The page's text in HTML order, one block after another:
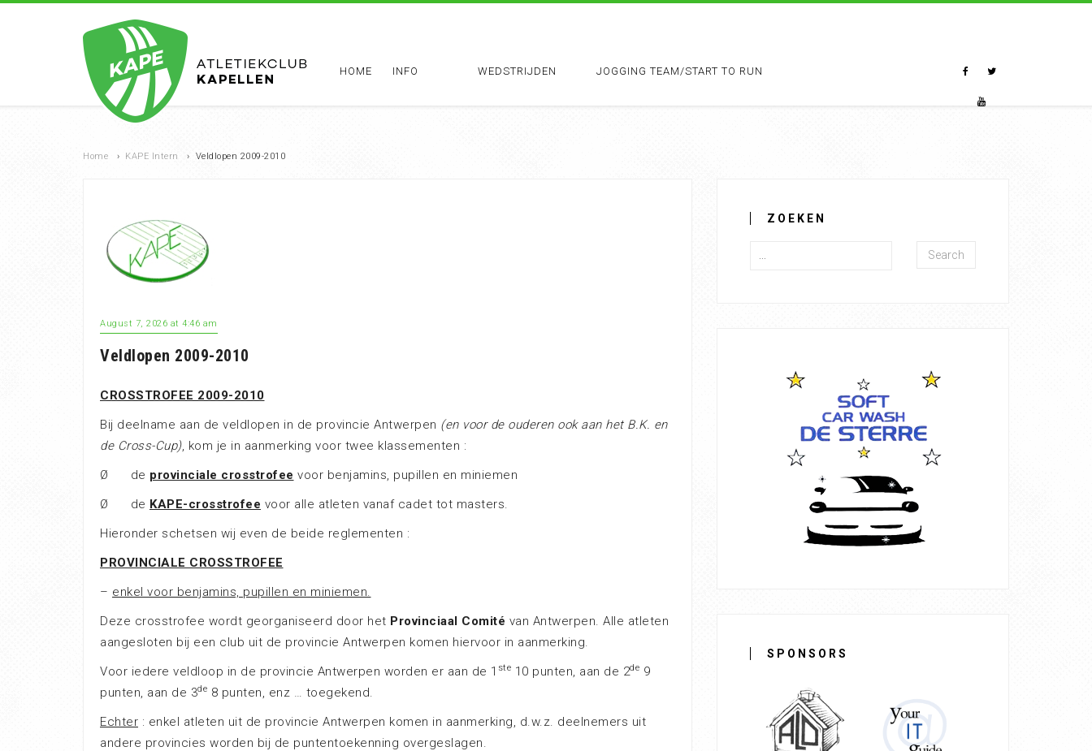
HOME INFO WEDSTRIJDEN JOGGING TEAM/START TO RUN
Home › KAPE Intern › Veldlopen 2009-2010
August 7, 2026 at 4:46 am
Veldlopen 2009-2010
CROSSTROFEE 2009-2010
Bij deelname aan de veldlopen in de provincie Antwerpen (en voor de ouderen ook aan het B.K. en
de Cross-Cup), kom je in aanmerking voor twee klassementen :
Ø de provinciale crosstrofee voor benjamins, pupillen en miniemen
Ø de KAPE-crosstrofee voor alle atleten vanaf cadet tot masters.
Hieronder schetsen wij even de beide reglementen :
PROVINCIALE CROSSTROFEE
– enkel voor benjamins, pupillen en miniemen.
Deze crosstrofee wordt georganiseerd door het Provinciaal Comité van Antwerpen. Alle atleten
aangesloten bij een club uit de provincie Antwerpen komen hiervoor in aanmerking.
Voor iedere veldloop in de provincie Antwerpen worden er aan de 1 ste 10 punten, aan de 2de 9
punten, aan de 3de 8 punten, enz … toege­kend.
Echter : enkel atleten uit de provincie Antwerpen komen in aanmerking, d.w.z. deelnemers uit
andere provincies worden bij de puntentoekenning overgeslagen.
ZOEKEN
Search
SPONSORS